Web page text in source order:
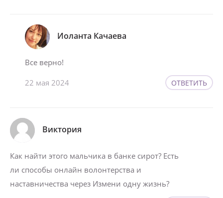
Иоланта Качаева
Все верно!
22 мая 2024 ОТВЕТИТЬ
Виктория
Как найти этого мальчика в банке сирот? Есть
ли способы онлайн волонтерства и
наставничества через Измени одну жизнь?